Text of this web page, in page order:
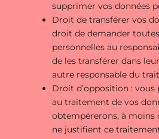
supprimer vos données
Droit de transférer vos
droit de demander
personnelles au
de les transférer dans
autre responsable du
Droit d’opposition : vous
au traitement de vos
obtempérerons, à moins
ne justifient ce